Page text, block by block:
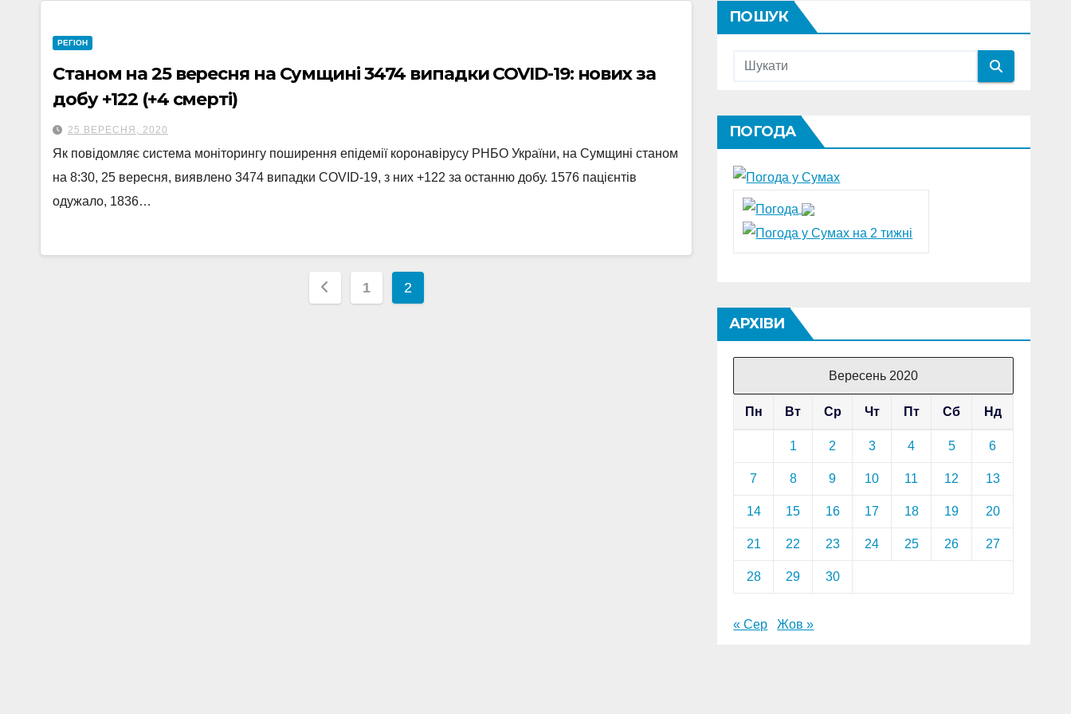
РЕГІОН
Станом на 25 вересня на Сумщині 3474 випадки COVID-19: нових за
добу +122 (+4 смерті)
25 ВЕРЕСНЯ, 2020
Як повідомляє система моніторингу поширення епідемії коронавірусу РНБО України, на Сумщині станом
на 8:30, 25 вересня, виявлено 3474 випадки COVID-19, з них +122 за останню добу. 1576 пацієнтів
одужало, 1836…
Пагінація
1 2
ПОШУК
ПОГОДА
АРХІВИ
Вересень 2020
Пн Вт Ср Чт Пт Сб Нд
1 2 3 4 5 6
7 8 9 10 11 12 13
14 15 16 17 18 19 20
21 22 23 24 25 26 27
28 29 30
« Сер Жов »